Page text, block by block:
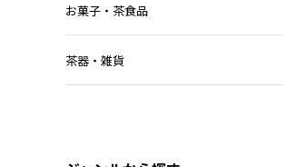
お菓子・茶食品
茶器・雑貨